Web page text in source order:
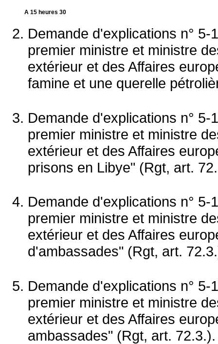
A 15 heures 30
Demande d'explications n°
premier ministre et ministre
extérieur et des Affaires
famine et une querelle
Demande d'explications n°
premier ministre et ministre
extérieur et des Affaires
prisons en Libye" (Rgt, art.
Demande d'explications n°
premier ministre et ministre
extérieur et des Affaires
d'ambassades" (Rgt, art.
Demande d'explications n°
premier ministre et ministre
extérieur et des Affaires
ambassades" (Rgt, art. 72.3.).